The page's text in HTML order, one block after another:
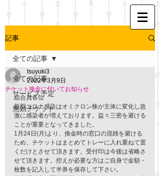
記事
全ての記事
サービス予定
無効チケット
全ての記事
チケット換金に付いてお知らせ
tsuyuki3
2022年3月9日
組合員各位
新型コロナ感染はオミクロン株が主体に変化し急
激に感染者が増えております。益々三密を避ける
ことが重要となってきました。
1月24日(月)より、換金時の窓口の混雑を避ける
ため、チケットはまとめてトレーに入れ重ねて置
くだけとさせて頂きます。受付印は今後は省略さ
せて頂きます。控えが必要な方はご自身で金額・
枚数を記入して半券を保存して下さい。